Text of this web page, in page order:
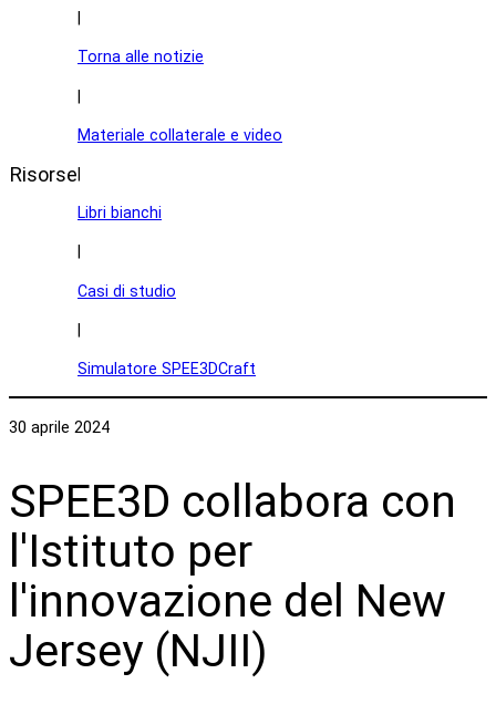
Risorse
Torna alle notizie
|
Materiale collaterale e video
Libri bianchi
Casi di studio
Simulatore SPEE3DCraft
30 aprile 2024
SPEE3D collabora con
l'Istituto per
l'innovazione del New
Jersey (NJII)